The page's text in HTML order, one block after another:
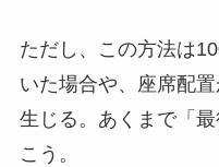
ただし、この方法は
いた場合や、座席配
生じる。あくまで「
こう。